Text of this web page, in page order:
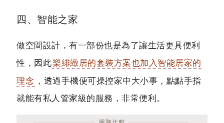
四、智能之家
做空間設計，有一部份也是為了讓生活更具便利
性，因此樂緋緻居的套裝方案也加入智能居家的
理念 ，透過手機便可操控家中大小事，點點手指
就能有私人管家級的服務，非常便利。